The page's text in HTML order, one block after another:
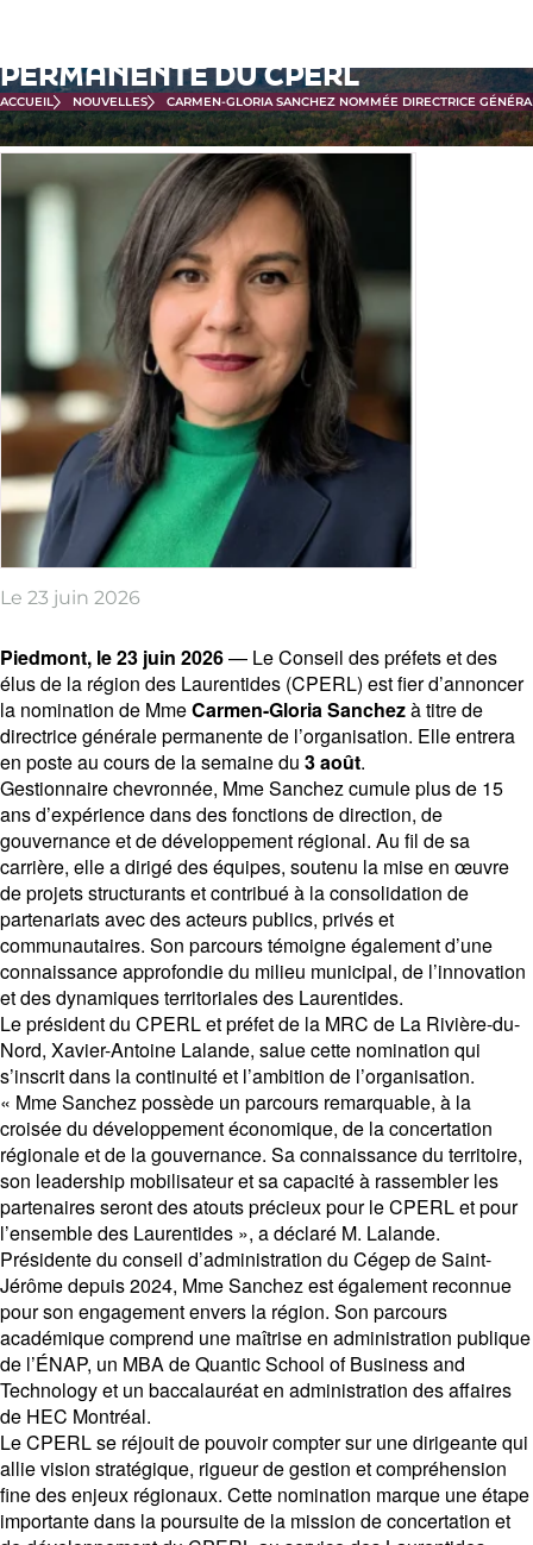
principal
PERMANENTE DU CPERL
ACCUEIL NOUVELLES CARMEN-GLORIA SANCHEZ NOMMÉE DIRECTRICE
Le 23 juin 2026
Piedmont, le 23 juin 2026— Le Conseil des préfets et des
élus de la région des Laurentides (CPERL) est fier d’annoncer
la nomination de MmeCarmen-Gloria Sanchezà titre de
directrice générale permanente de l’organisation. Elle entrera
en poste au cours de la semaine du 3 août.
Gestionnaire chevronnée, Mme Sanchez cumule plus de 15
ans d’expérience dans des fonctions de direction, de
gouvernance et de développement régional. Au fil de sa
carrière, elle a dirigé des équipes, soutenu la mise en œuvre
de projets structurants et contribué à la consolidation de
partenariats avec des acteurs publics, privés et
communautaires. Son parcours témoigne également d’une
connaissance approfondie du milieu municipal, de l’innovation
et des dynamiques territoriales des Laurentides.
Le président du CPERL et préfet de la MRC de La Rivière-du-
Nord, Xavier-Antoine Lalande, salue cette nomination qui
s’inscrit dans la continuité et l’ambition de l’organisation.
« Mme Sanchez possède un parcours remarquable, à la
croisée du développement économique, de la concertation
régionale et de la gouvernance. Sa connaissance du territoire,
son leadership mobilisateur et sa capacité à rassembler les
partenaires seront des atouts précieux pour le CPERL et pour
l’ensemble des Laurentides », a déclaré M. Lalande.
Présidente du conseil d’administration du Cégep de Saint-
Jérôme depuis 2024, Mme Sanchez est également reconnue
pour son engagement envers la région. Son parcours
académique comprend une maîtrise en administration publique
de l’ÉNAP, un MBA de Quantic School of Business and
Technology et un baccalauréat en administration des affaires
de HEC Montréal.
Le CPERL se réjouit de pouvoir compter sur une dirigeante qui
allie vision stratégique, rigueur de gestion et compréhension
fine des enjeux régionaux. Cette nomination marque une étape
importante dans la poursuite de la mission de concertation et